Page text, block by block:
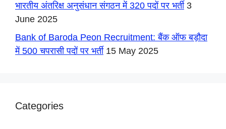
भारतीय अंतरिक्ष अनुसंधान संगठन में 320 पदों पर भर्ती 3
June 2025
Bank of Baroda Peon Recruitment: बैंक ऑफ बड़ौदा
में 500 चपरासी पदों पर भर्ती 15 May 2025
Categories